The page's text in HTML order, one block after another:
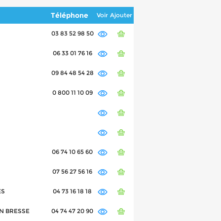
Téléphone Voir Ajouter
03 83 52 98 50
06 33 01 76 16
09 84 48 54 28
0 800 11 10 09
06 74 10 65 60
07 56 27 56 16
04 73 16 18 18
BRESSE 04 74 47 20 90